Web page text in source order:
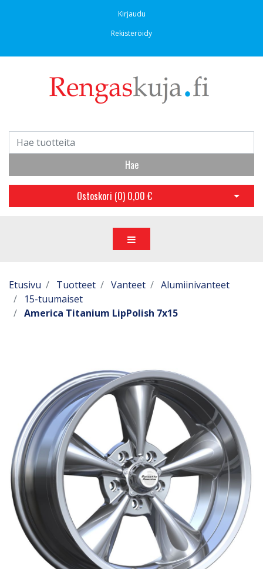
Kirjaudu
Rekisteröidy
Hae
Ostoskori (0) 0,00 € Avaa
Etusivu Tuotteet Vanteet
Alumiinivanteet
15-tuumaiset
America Titanium LipPolish 7x15